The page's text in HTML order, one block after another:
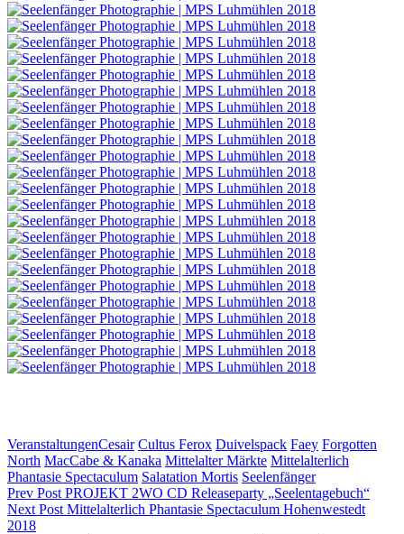
Categories
VeranstaltungenTags,
Cesair Cultus Ferox Duivelspack Faey Forgotten
North MacCabe & Kanaka Mittelalter Märkte Mittelalterlich
Phantasie Spectaculum Salatation Mortis Seelenfänger
Beitragsnavigation
Previous
Post
Prev Post PROJEKT 2WO CD Releaseparty „Seelentagebuch“
Next
Post
Next Post Mittelalterlich Phantasie Spectaculum Hohenwestedt
2018